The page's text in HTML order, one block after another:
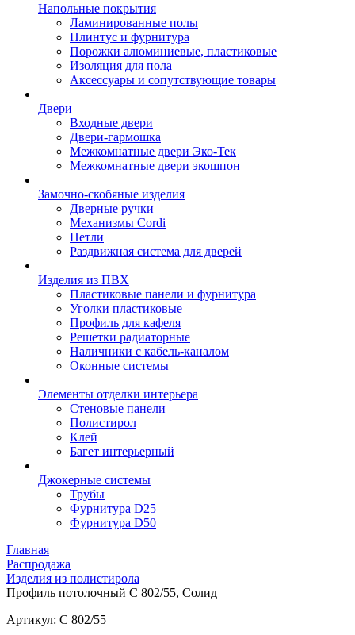
Напольные покрытия
Ламинированные полы
Плинтус и фурнитура
Порожки алюминиевые, пластиковые
Изоляция для пола
Аксессуары и сопутствующие товары
Двери
Входные двери
Двери-гармошка
Межкомнатные двери Эко-Тек
Межкомнатные двери экошпон
Замочно-скобяные изделия
Дверные ручки
Механизмы Cordi
Петли
Раздвижная система для дверей
Изделия из ПВХ
Пластиковые панели и фурнитура
Уголки пластиковые
Профиль для кафеля
Решетки радиаторные
Наличники с кабель-каналом
Оконные системы
Элементы отделки интерьера
Стеновые панели
Полистирол
Клей
Багет интерьерный
Джокерные системы
Трубы
Фурнитура D25
Фурнитура D50
Главная
Распродажа
Изделия из полистирола
Профиль потолочный C 802/55, Солид
Артикул: C 802/55